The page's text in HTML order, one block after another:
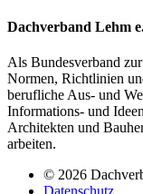
Dachverband Lehm
Als Bundesverband
Normen, Richtlinien
berufliche Aus- und
Informations- und
Architekten und
arbeiten.
© 2026
Datenschutz